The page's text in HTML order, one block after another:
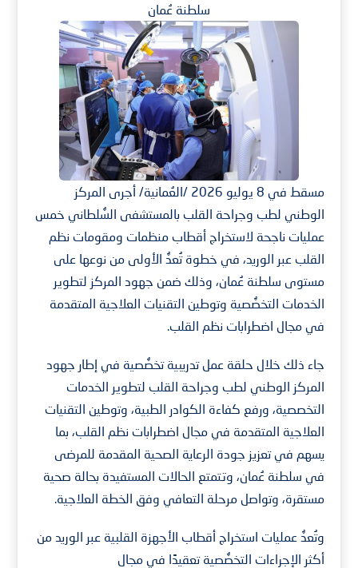
سلطنة عُمان
مسقط في 8 يوليو 2026 /العُمانية/ أجرى المركز
الوطني لطب وجراحة القلب بالمستشفى السُّلطاني خمس
عمليات ناجحة لاستخراج أقطاب منظمات ومقومات نظم
القلب عبر الوريد، في خطوة تُعدُّ الأولى من نوعها على
مستوى سلطنة عُمان، وذلك ضمن جهود المركز لتطوير
الخدمات التخصُّصية وتوطين التقنيات العلاجية المتقدمة
في مجال اضطرابات نظم القلب.
جاء ذلك خلال حلقة عمل تدريبية تخصُّصية في إطار جهود
المركز الوطني لطب وجراحة القلب لتطوير الخدمات
التخصصية، ورفع كفاءة الكوادر الطبية، وتوطين التقنيات
العلاجية المتقدمة في مجال اضطرابات نظم القلب، بما
يسهم في تعزيز جودة الرعاية الصحية المقدمة للمرضى
في سلطنة عُمان، وتتمتع الحالات المستفيدة بحالة صحية
مستقرة، وتواصل مرحلة التعافي وفق الخطة العلاجية.
وتُعدُّ عمليات استخراج أقطاب الأجهزة القلبية عبر الوريد من
أكثر الإجراءات التخصُّصية تعقيدًا في مجال